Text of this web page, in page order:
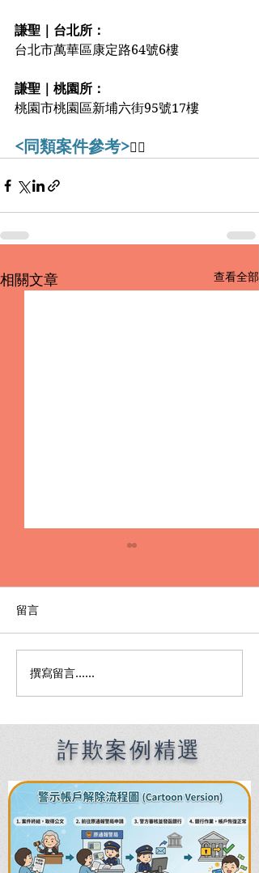
謙聖｜台北所：
台北市萬華區康定路64號6樓
謙聖｜桃園所：
桃園市桃園區新埔六街95號17樓️️
<同類案件參考>👇🏻
相關文章 查看全部
Premier English
Speaking Criminal
Filipinos in Taiwan:
Chien Sheng
International Law Firm
留言
撰寫留言......
詐欺案例精選